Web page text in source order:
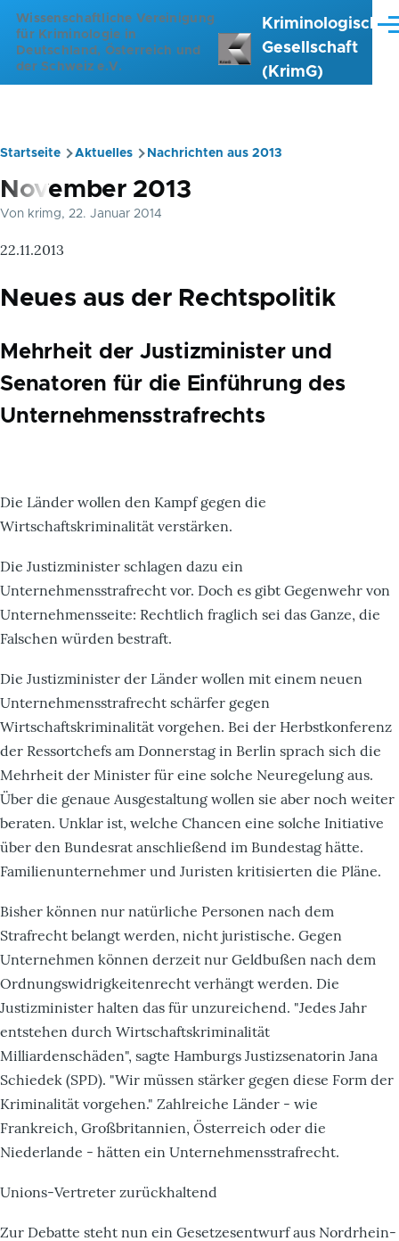
Direkt zum Inhalt
Wissenschaftliche Vereinigung
für Kriminologie in
Deutschland, Österreich und
der Schweiz e.V.
Kriminologische
Gesellschaft
(KrimG)
Pfadnavigation
Startseite Aktuelles Nachrichten aus 2013
November 2013
Von krimg, 22. Januar 2014
22.11.2013
Neues aus der Rechtspolitik
Mehrheit der Justizminister und
Senatoren für die Einführung des
Unternehmensstrafrechts
Die Länder wollen den Kampf gegen die
Wirtschaftskriminalität verstärken.
Die Justizminister schlagen dazu ein
Unternehmensstrafrecht vor. Doch es gibt Gegenwehr von
Unternehmensseite: Rechtlich fraglich sei das Ganze, die
Falschen würden bestraft.
Die Justizminister der Länder wollen mit einem neuen
Unternehmensstrafrecht schärfer gegen
Wirtschaftskriminalität vorgehen. Bei der Herbstkonferenz
der Ressortchefs am Donnerstag in Berlin sprach sich die
Mehrheit der Minister für eine solche Neuregelung aus.
Über die genaue Ausgestaltung wollen sie aber noch weiter
beraten. Unklar ist, welche Chancen eine solche Initiative
über den Bundesrat anschließend im Bundestag hätte.
Familienunternehmer und Juristen kritisierten die Pläne.
Bisher können nur natürliche Personen nach dem
Strafrecht belangt werden, nicht juristische. Gegen
Unternehmen können derzeit nur Geldbußen nach dem
Ordnungswidrigkeitenrecht verhängt werden. Die
Justizminister halten das für unzureichend. "Jedes Jahr
entstehen durch Wirtschaftskriminalität
Milliardenschäden", sagte Hamburgs Justizsenatorin Jana
Schiedek (SPD). "Wir müssen stärker gegen diese Form der
Kriminalität vorgehen." Zahlreiche Länder - wie
Frankreich, Großbritannien, Österreich oder die
Niederlande - hätten ein Unternehmensstrafrecht.
Unions-Vertreter zurückhaltend
Zur Debatte steht nun ein Gesetzesentwurf aus Nordrhein-